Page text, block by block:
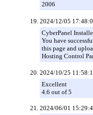
2006
2024/12/05
CyberPanel
You have
this page and
Hosting Control
2024/10/25
Excellent
4.6 out of 5
2024/06/01